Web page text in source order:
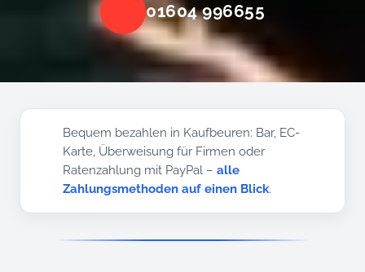
01604 996655
Bequem bezahlen in Kaufbeuren: Bar, EC-
Karte, Überweisung für Firmen oder
Ratenzahlung mit PayPal –alle
Zahlungsmethoden auf einen Blick.